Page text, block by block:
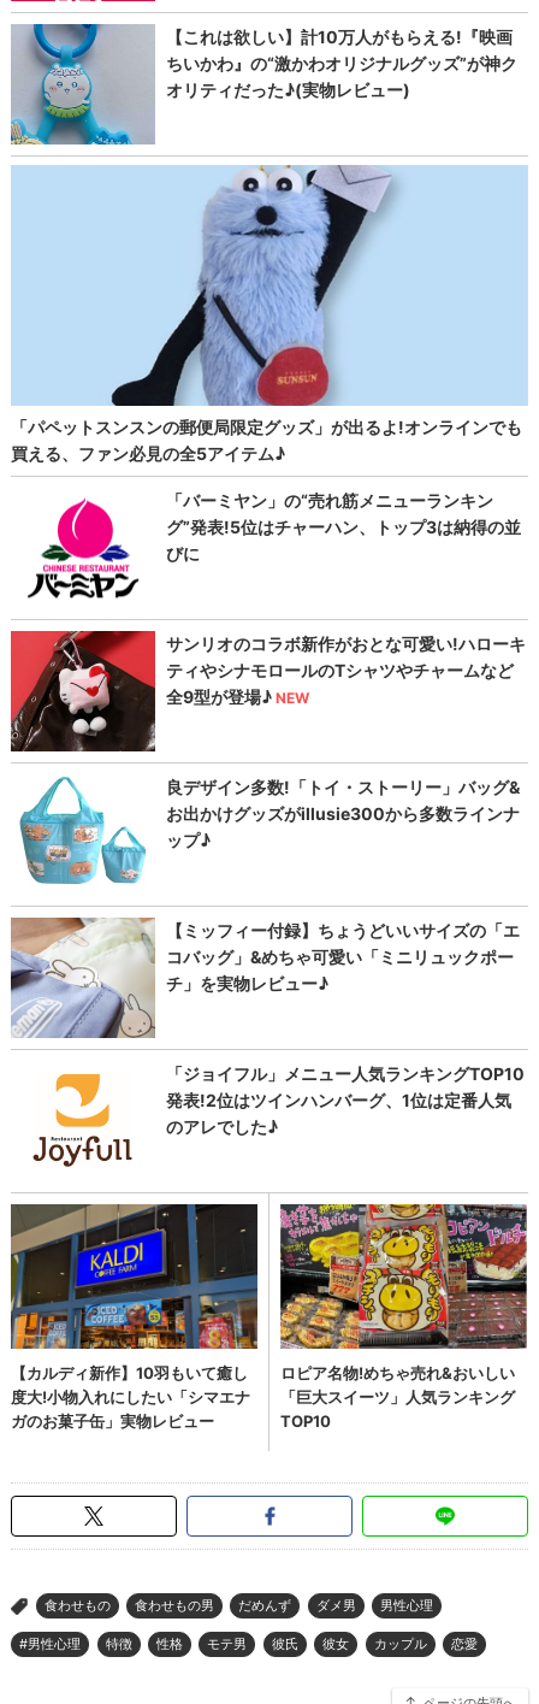
> 食わせもの 食わせもの男 だめんず ダメ男 男性心理
#男性心理 特徴 性格 モテ男 彼氏 彼女 カップル 恋愛